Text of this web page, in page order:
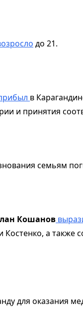
до 21.
в
и принятия
семьям
Кошанов
а также
для оказания